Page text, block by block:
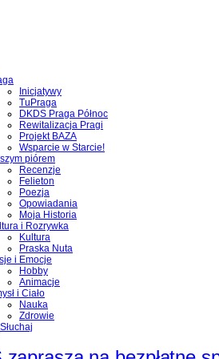
Inicjatywy
TuPraga
DKDS Praga Północ
Rewitalizacja Pragi
Projekt BAZA
Wsparcie w Starcie!
piórem
Recenzje
Felieton
Poezja
Opowiadania
Moja Historia
i Rozrywka
Kultura
Praska Nuta
i Emocje
Hobby
Animacje
i Ciało
Nauka
Zdrowie